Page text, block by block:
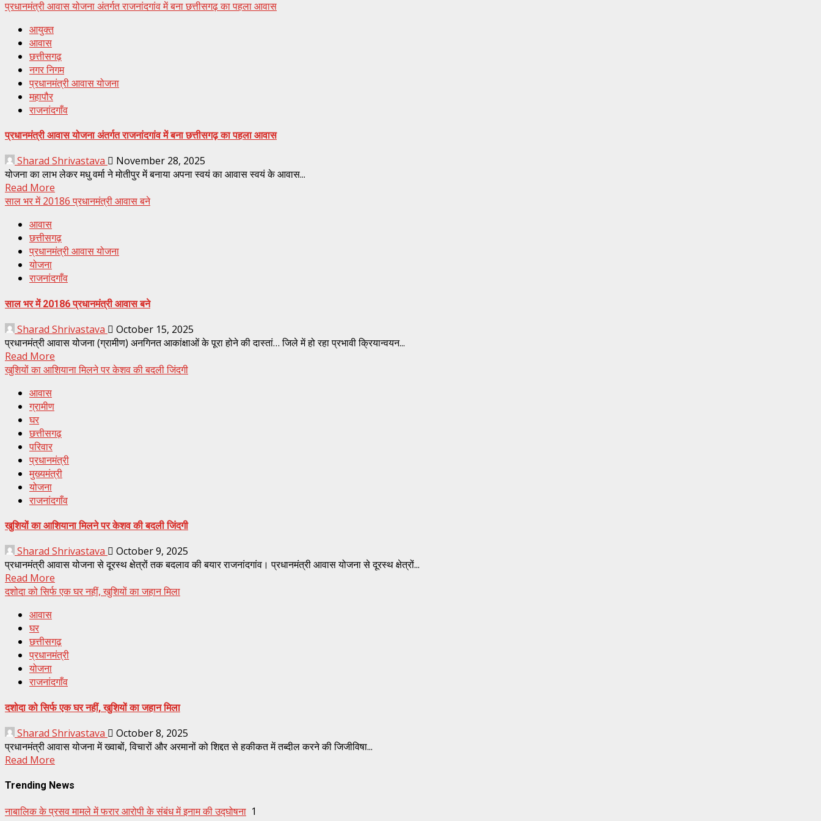
प्रधानमंत्री आवास योजना अंतर्गत राजनांदगांव में बना छत्तीसगढ़ का पहला आवास
आयुक्त
आवास
छत्तीसगढ़
नगर निगम
प्रधानमंत्री आवास योजना
महापौर
राजनांदगाँव
प्रधानमंत्री आवास योजना अंतर्गत राजनांदगांव में बना छत्तीसगढ़ का पहला आवास
Sharad Shrivastava
November 28, 2025
योजना का लाभ लेकर मधु वर्मा ने मोतीपुर में बनाया अपना स्वयं का आवास स्वयं के आवास...
Read More
साल भर में 20186 प्रधानमंत्री आवास बने
आवास
छत्तीसगढ़
प्रधानमंत्री आवास योजना
योजना
राजनांदगाँव
साल भर में 20186 प्रधानमंत्री आवास बने
Sharad Shrivastava
October 15, 2025
प्रधानमंत्री आवास योजना (ग्रामीण) अनगिनत आकांक्षाओं के पूरा होने की दास्तां… जिले में हो रहा प्रभावी क्रियान्वयन...
Read More
खुशियों का आशियाना मिलने पर केशव की बदली जिंदगी
आवास
ग्रामीण
घर
छत्तीसगढ़
परिवार
प्रधानमंत्री
मुख्यमंत्री
योजना
राजनांदगाँव
खुशियों का आशियाना मिलने पर केशव की बदली जिंदगी
Sharad Shrivastava
October 9, 2025
प्रधानमंत्री आवास योजना से दूरस्थ क्षेत्रों तक बदलाव की बयार राजनांदगांव। प्रधानमंत्री आवास योजना से दूरस्थ क्षेत्रों...
Read More
दशोदा को सिर्फ एक घर नहीं, खुशियों का जहान मिला
आवास
घर
छत्तीसगढ़
प्रधानमंत्री
योजना
राजनांदगाँव
दशोदा को सिर्फ एक घर नहीं, खुशियों का जहान मिला
Sharad Shrivastava
October 8, 2025
प्रधानमंत्री आवास योजना में ख्वाबों, विचारों और अरमानों को शिद्दत से हकीकत में तब्दील करने की जिजीविषा...
Read More
Trending News
नाबालिक के प्रसव मामले में फरार आरोपी के संबंध में इनाम की उद्घोषना 1